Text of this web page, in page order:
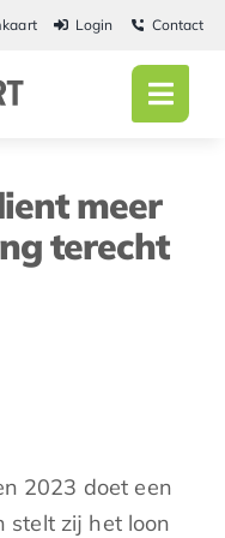
Login Contact
Actueel
meer
terecht
2023 doet een
stelt zij het loon